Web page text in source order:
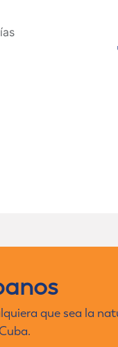
que sea la